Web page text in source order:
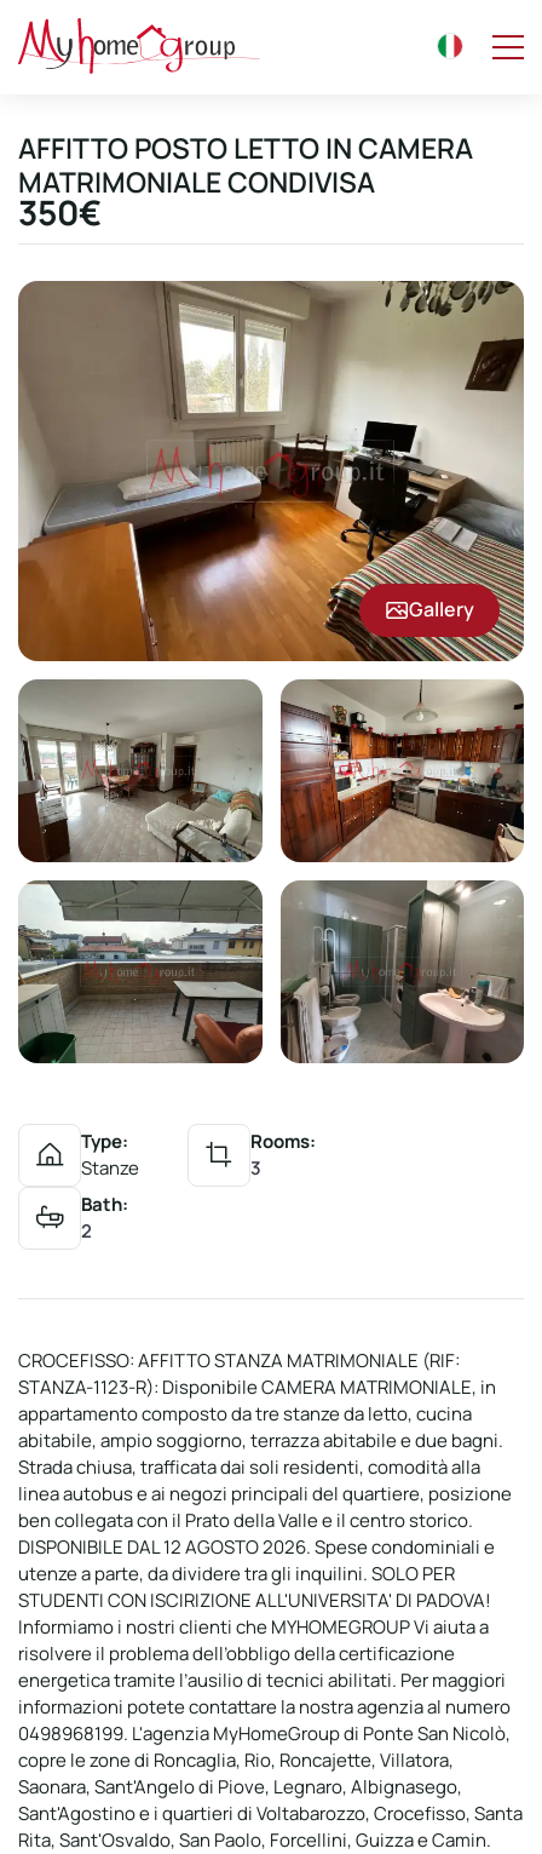
AFFITTO POSTO LETTO IN CAMERA
MATRIMONIALE CONDIVISA
350€
Gallery
Type:
Stanze
Rooms:
3
Bath:
2
CROCEFISSO: AFFITTO STANZA MATRIMONIALE (RIF:
STANZA-1123-R): Disponibile CAMERA MATRIMONIALE, in
appartamento composto da tre stanze da letto, cucina
abitabile, ampio soggiorno, terrazza abitabile e due bagni.
Strada chiusa, trafficata dai soli residenti, comodità alla
linea autobus e ai negozi principali del quartiere, posizione
ben collegata con il Prato della Valle e il centro storico.
DISPONIBILE DAL 12 AGOSTO 2026. Spese condominiali e
utenze a parte, da dividere tra gli inquilini. SOLO PER
STUDENTI CON ISCIRIZIONE ALL'UNIVERSITA' DI PADOVA!
Informiamo i nostri clienti che MYHOMEGROUP Vi aiuta a
risolvere il problema dell’obbligo della certificazione
energetica tramite l’ausilio di tecnici abilitati. Per maggiori
informazioni potete contattare la nostra agenzia al numero
0498968199. L'agenzia MyHomeGroup di Ponte San Nicolò,
copre le zone di Roncaglia, Rio, Roncajette, Villatora,
Saonara, Sant'Angelo di Piove, Legnaro, Albignasego,
Sant'Agostino e i quartieri di Voltabarozzo, Crocefisso, Santa
Rita, Sant'Osvaldo, San Paolo, Forcellini, Guizza e Camin.